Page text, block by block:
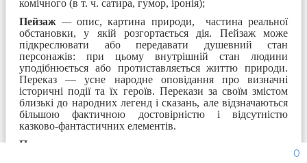
0
комічного (в т. ч. сатира, гумор, іронія);
Пейзаж —опис, картина природи, частина реальної
обстановки, у якій розгортається дія. Пейзаж може
підкреслювати або передавати душевний стан
персонажів: при цьому внутрішній стан людини
уподібнюється або протиставляється життю приро­ди.
Переказ — усне народне оповідання про визначні
історичні події та їх героїв. Перекази за своїм змістом
близькі до народних легенд і сказань, але відзначаються
більшою фактичною досто­вірністю і відсутністю
казково-фантастичних елементів.
Переносне значення